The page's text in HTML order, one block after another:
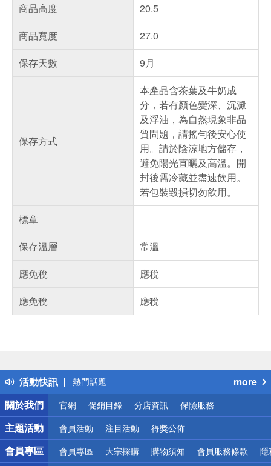
商品高度
20.5
商品寬度
27.0
保存天數
9月
保存方式
本產品含茶葉及牛奶成
分，若有顏色變深、沉澱
及浮油，為自然現象非品
質問題，請搖勻後安心使
用。請於陰涼地方儲存，
避免陽光直曬及高溫。開
封後需冷藏並盡速飲用。
若包裝毀損切勿飲用。
標章
保存溫層
常溫
應免稅
應稅
應免稅
應稅
活動快訊
得獎公告
熱門話題
銀行優惠
偏遠地區配送
詐騙網頁！請小心！
more
關於我們
官網 促銷目錄 分店資訊 保險服務
主題活動 會員活動 注目活動 得獎公佈
會員專區 會員專區 大宗採購 購物須知 會員服務條款 隱